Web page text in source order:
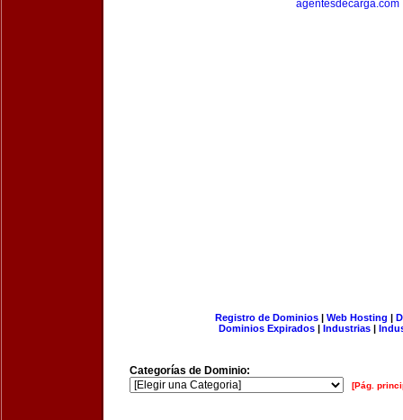
agentesdecarga.com
Registro de Dominios| Web Hosting |
Dominios Expirados | Industrias |
Categorías de Dominio:
[Pág.